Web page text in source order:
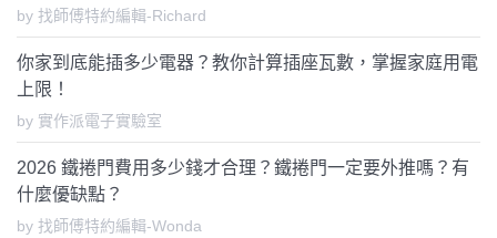
by 找師傅特約編輯-Richard
你家到底能插多少電器？教你計算插座瓦數，掌握家庭用電
上限！
by 實作派電子實驗室
2026 鐵捲門費用多少錢才合理？鐵捲門一定要外推嗎？有
什麼優缺點？
by 找師傅特約編輯-Wonda